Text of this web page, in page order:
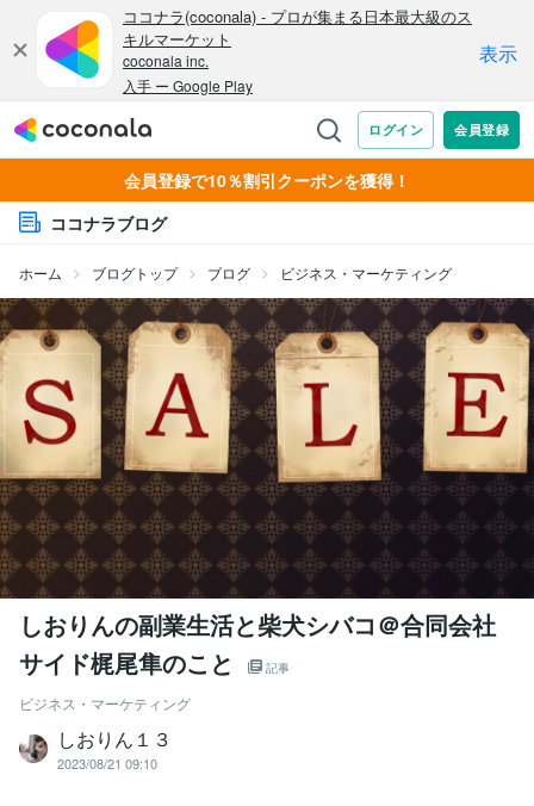
会員登録で10％割引クーポンを獲得！
ココナラブログ
ホーム ブログトップ ブログ ビジネス・マーケティング
しおりんの副業生活と柴犬シバコ＠合同会社
サイド梶尾隼のこと
記事
ビジネス・マーケティング
しおりん１３
2023/08/21 09:10